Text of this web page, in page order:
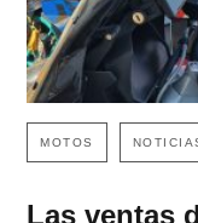
MOTOS
Las ventas